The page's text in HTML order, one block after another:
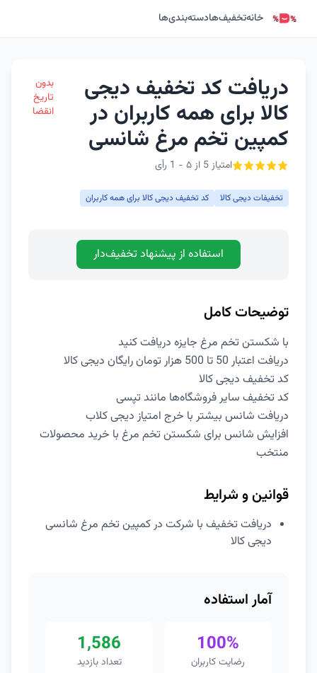
خانهتخفیف‌هادسته‌بندی‌ها
دریافت کد تخفیف دیجی
کالا برای همه کاربران در
کمپین تخم مرغ شانسی
امتیاز 5 از ۵ - 1 رأی
بدون
تاریخ
انقضا
تخفیفات دیجی کالا کد تخفیف دیجی کالا برای همه کاربران
استفاده از پیشنهاد تخفیف‌دار
توضیحات کامل
با شکستن تخم مرغ جایزه دریافت کنید
دریافت اعتبار 50 تا 500 هزار تومان رایگان دیجی کالا
کد تخفیف دیجی کالا
کد تخفیف سایر فروشگاه‌ها مانند تپسی
دریافت شانس بیشتر با خرج امتیاز دیجی کلاب
افزایش شانس برای شکستن تخم مرغ با خرید محصولات
منتخب
قوانین و شرایط
دریافت تخفیف با شرکت در کمپین تخم مرغ شانسی
دیجی کالا
آمار استفاده
100%
رضایت کاربران
1,586
تعداد بازدید